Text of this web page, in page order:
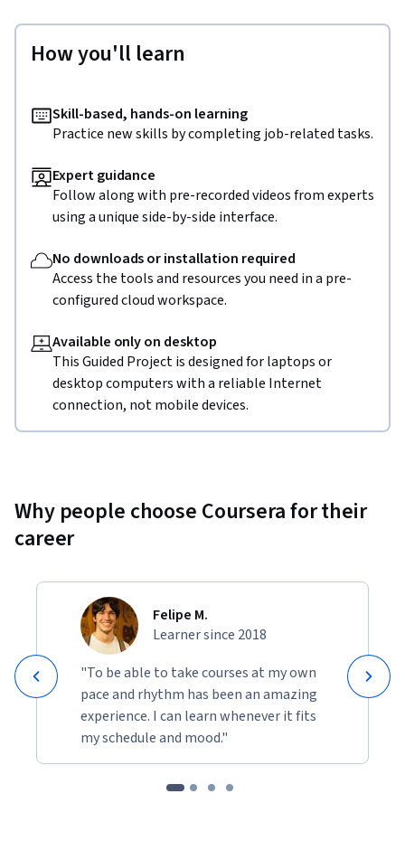
How you'll learn
Skill-based, hands-on learning
Practice new skills by completing job-related tasks.
Expert guidance
Follow along with pre-recorded videos from experts
using a unique side-by-side interface.
No downloads or installation required
Access the tools and resources you need in a pre-
configured cloud workspace.
Available only on desktop
This Guided Project is designed for laptops or
desktop computers with a reliable Internet
connection, not mobile devices.
Why people choose Coursera for their
career
Felipe M.
Learner since 2018
"To be able to take courses at my own
pace and rhythm has been an amazing
experience. I can learn whenever it fits
my schedule and mood."